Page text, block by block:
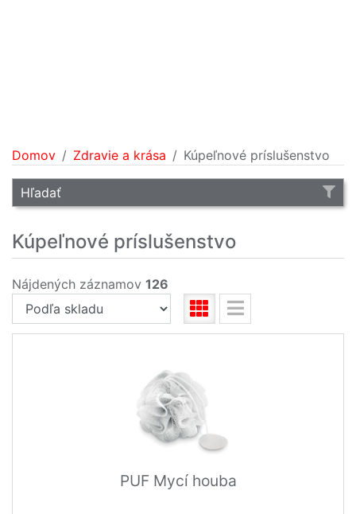
Domov Zdravie a krása Kúpeľnové príslušenstvo
Hľadať
Kúpeľnové príslušenstvo
Nájdených záznamov 126
PUF Mycí houba